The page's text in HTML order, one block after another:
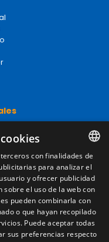
de venta
N. Apdo 100
SPANISH
ENGLISH
FRENCH
ITALIAN
con finalidades de
para analizar el
y ofrecer publicidad
el uso de la web con
pueden combinarla con
o que hayan recopilado
Puede aceptar todas
sus preferencias respecto